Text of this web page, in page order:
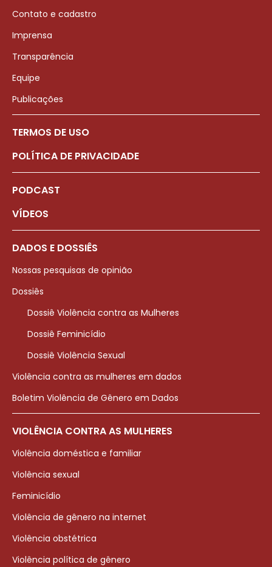
Contato e cadastro
Imprensa
Transparência
Equipe
Publicações
TERMOS DE USO
POLÍTICA DE PRIVACIDADE
PODCAST
VÍDEOS
DADOS E DOSSIÊS
Nossas pesquisas de opinião
Dossiês
Dossiê Violência contra as Mulheres
Dossiê Feminicídio
Dossiê Violência Sexual
Violência contra as mulheres em dados
Boletim Violência de Gênero em Dados
VIOLÊNCIA CONTRA AS MULHERES
Violência doméstica e familiar
Violência sexual
Feminicídio
Violência de gênero na internet
Violência obstétrica
Violência política de gênero